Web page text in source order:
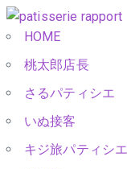
HOME
桃太郎店長
さるパティシエ
いぬ接客
キジ旅パティシエ